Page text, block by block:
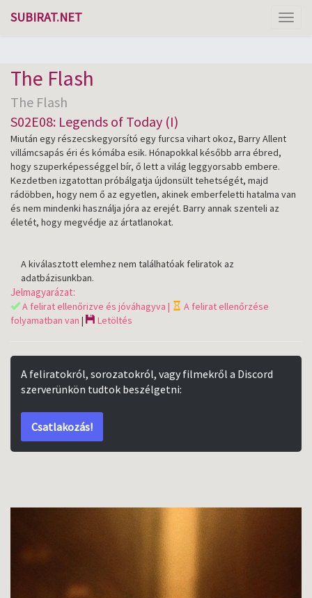
SUBIRAT.NET
The Flash
The Flash
S02E08: Legends of Today (I)
Miután egy részecskegyorsító egy furcsa vihart okoz, Barry Allent
villámcsapás éri és kómába esik. Hónapokkal később arra ébred,
hogy szuperképességgel bír, ő lett a világ leggyorsabb embere.
Kezdetben izgatottan próbálgatja újdonsült tehetségét, majd
rádöbben, hogy nem ő az egyetlen, akinek emberfeletti hatalma van
és nem mindenki használja jóra az erejét. Barry annak szenteli az
életét, hogy megvédje az ártatlanokat.
A kiválasztott elemhez nem találhatóak feliratok az
adatbázisunkban.
Jelmagyarázat:
A felirat ellenőrizve és jóváhagyva |
A felirat ellenőrzése
folyamatban van | Letöltés
A feliratokról, sorozatokról, vagy filmekről a Discord
szerverünkön tudtok beszélgetni:
Csatlakozás!